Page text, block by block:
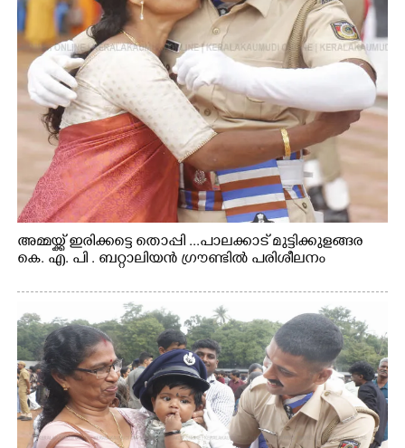
അമ്മയ്ക്ക് ഇരിക്കട്ടെ തൊപ്പി ...പാലക്കാട് മുട്ടിക്കുളങ്ങര
കെ. എ. പി . ബറ്റാലിയൻ ഗ്രൗണ്ടിൽ പരിശീലനം